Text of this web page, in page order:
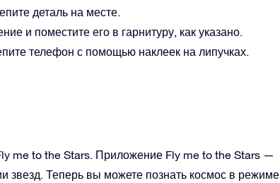
деталь на месте.
и поместите его в гарнитуру, как указано.
телефон с помощью наклеек на липучках.
me to the Stars. Приложение Fly me to the Stars —
звезд. Теперь вы можете познать космос в режиме